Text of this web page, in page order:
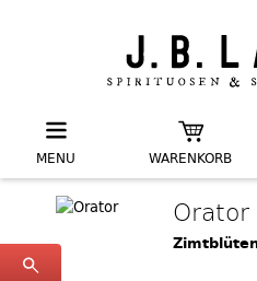
MENU WARENKORB
Orator